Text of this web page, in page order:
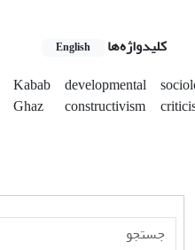
کلیدواژه‌ها English
Kabab
Ghaz
developmental
constructivism